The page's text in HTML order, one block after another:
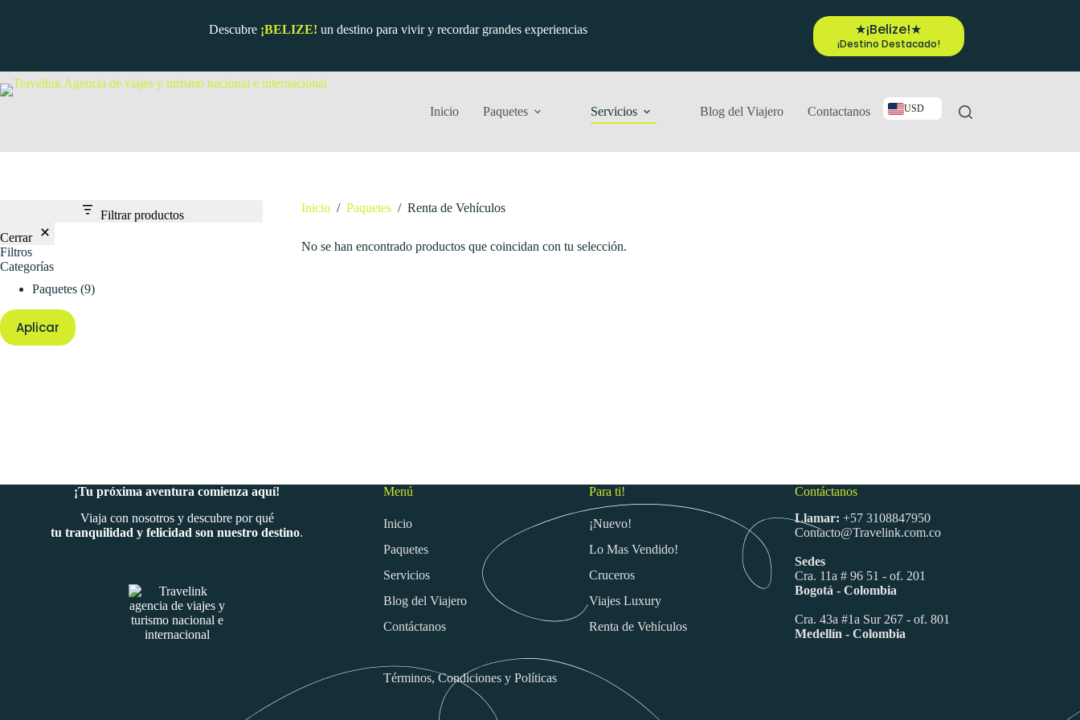
Descubre ¡BELIZE! un destino para vivir y recordar grandes experiencias ★¡Belize!★
¡Destino Destacado!
Inicio Paquetes Servicios Blog del Viajero Contactanos USD
Inicio / Paquetes / Renta de Vehículos
No se han encontrado productos que coincidan con tu selección.
Filtrar productos
Cerrar
Filtros
Categorías
Paquetes 99
Aplicar
¡Tu próxima aventura comienza aquí!
Viaja con nosotros y descubre por qué
tu tranquilidad y felicidad son nuestro destino.
Menú
Inicio
Paquetes
Servicios
Blog del Viajero
Contáctanos
Términos, Condiciones y Políticas
Para ti!
¡Nuevo!
Lo Mas Vendido!
Cruceros
Viajes Luxury
Renta de Vehículos
Contáctanos
Llamar:+57 3108847950
Contacto@Travelink.com.co
Sedes
Cra. 11a # 96 51 - of. 201
Bogotá - Colombia
Cra. 43a #1a Sur 267 - of. 801
Medellín - Colombia